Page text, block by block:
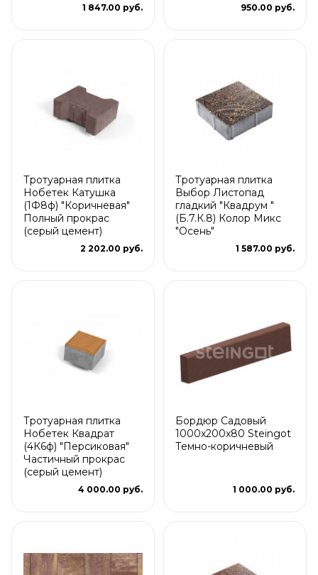
1 847.00 руб. 950.00 руб.
Тротуарная плитка
Нобетек Катушка
(1Ф8ф) "Коричневая"
Полный прокрас
(серый цемент)
2 202.00 руб.
Тротуарная плитка
Выбор Листопад
гладкий "Квадрум "
(Б.7.К.8) Колор Микс
"Осень"
1 587.00 руб.
Тротуарная плитка
Нобетек Квадрат
(4К6ф) "Персиковая"
Частичный прокрас
(серый цемент)
4 000.00 руб.
Бордюр Садовый
1000x200x80 Steingot
Темно-коричневый
1 000.00 руб.